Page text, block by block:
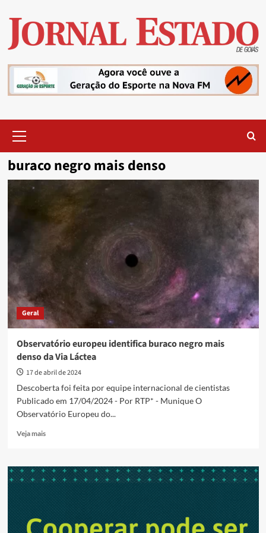
content
Menu
buraco negro mais denso
Geral
Observatório europeu identifica buraco negro mais
denso da Via Láctea
17 de abril de 2024
Descoberta foi feita por equipe internacional de cientistas
Publicado em 17/04/2024 - Por RTP* - Munique O
Observatório Europeu do...
Veja maisRead
Observatório
europeu
mais